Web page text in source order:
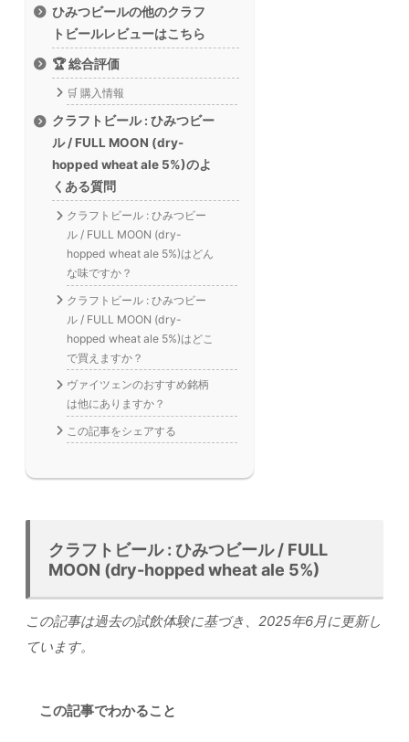
ひみつビールの他のクラフ
トビールレビューはこちら
🏆 総合評価
🛒 購入情報
クラフトビール : ひみつビー
ル / FULL MOON (dry-
hopped wheat ale 5%)のよ
くある質問
クラフトビール : ひみつビー
ル / FULL MOON (dry-
hopped wheat ale 5%)はどん
な味ですか？
クラフトビール : ひみつビー
ル / FULL MOON (dry-
hopped wheat ale 5%)はどこ
で買えますか？
ヴァイツェンのおすすめ銘柄
は他にありますか？
この記事をシェアする
クラフトビール : ひみつビール / FULL
MOON (dry-hopped wheat ale 5%)
この記事は過去の試飲体験に基づき、2025年6月に更新し
ています。
この記事でわかること